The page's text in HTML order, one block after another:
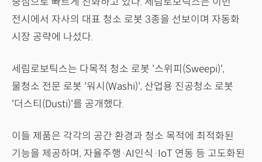
전시에서 자사의 대표 청소 로봇 3종을 선보이며 자동화
시장 공략에 나섰다.
세림로보틱스는 다목적 청소 로봇 '스위피(Sweepi)',
물청소 전문 로봇 '워시(Washi)', 산업용 진공청소 로봇
'더스티(Dusti)'를 공개했다.
이들 제품은 각각의 공간 환경과 청소 목적에 최적화된
기능을 제공하며, 자율주행·AI인식·IoT 연동 등 고도화된